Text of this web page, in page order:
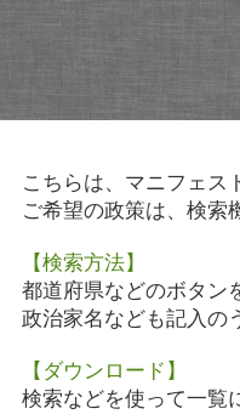
こちらは、マニフェス
ご希望の政策は、検索
【検索方法】
都道府県などのボタン
政治家名なども記入の
【ダウンロード】
検索などを使って一覧